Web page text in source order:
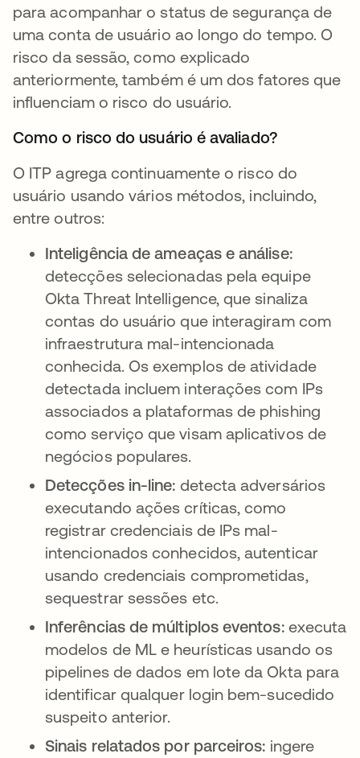
para acompanhar o status de segurança de
uma conta de usuário ao longo do tempo. O
risco da sessão, como explicado
anteriormente, também é um dos fatores que
influenciam o risco do usuário.
Como o risco do usuário é avaliado?
O ITP agrega continuamente o risco do
usuário usando vários métodos, incluindo,
entre outros:
Inteligência de ameaças e análise:
detecções selecionadas pela equipe
Okta Threat Intelligence, que sinaliza
contas do usuário que interagiram com
infraestrutura mal-intencionada
conhecida. Os exemplos de atividade
detectada incluem interações com IPs
associados a plataformas de phishing
como serviço que visam aplicativos de
negócios populares.
Detecções in-line: detecta adversários
executando ações críticas, como
registrar credenciais de IPs mal-
intencionados conhecidos, autenticar
usando credenciais comprometidas,
sequestrar sessões etc.
Inferências de múltiplos eventos: executa
modelos de ML e heurísticas usando os
pipelines de dados em lote da Okta para
identificar qualquer login bem-sucedido
suspeito anterior.
Sinais relatados por parceiros: ingere